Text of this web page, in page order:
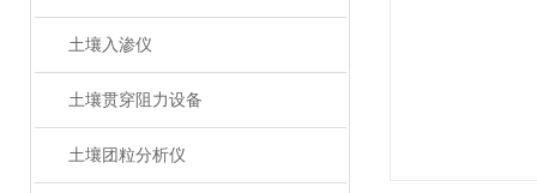
土壤入渗仪
土壤贯穿阻力设备
土壤团粒分析仪